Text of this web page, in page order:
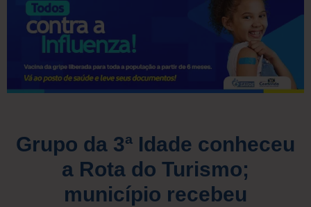
Grupo da 3ª Idade conheceu
a Rota do Turismo;
município recebeu